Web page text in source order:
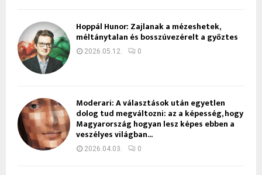
Hoppál Hunor: Zajlanak a mézeshetek,
méltánytalan és bosszúvezérelt a győztes
2026.05.12. 0
Moderari: A választások után egyetlen
dolog tud megváltozni: az a képesség, hogy
Magyarország hogyan lesz képes ebben a
veszélyes világban...
2026.04.03. 0